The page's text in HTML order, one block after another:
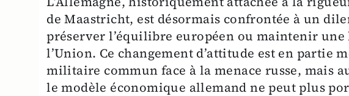
de Maastricht, est désormais confrontée à un
préserver l’équilibre européen ou maintenir
l’Union. Ce changement d’attitude est en partie
militaire commun face à la menace russe, mais
le modèle économique allemand ne peut plus